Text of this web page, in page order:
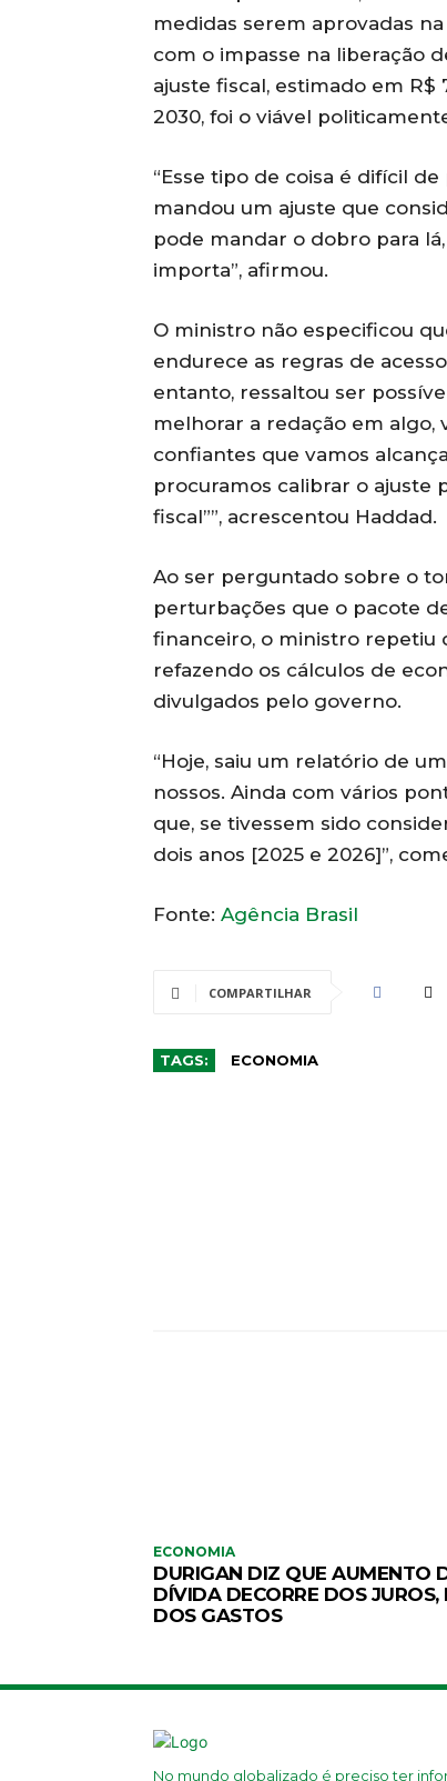
medidas serem aprovadas
com o impasse na liberação
ajuste fiscal, estimado em R$
2030, foi o viável
“Esse tipo de coisa é difícil
mandou um ajuste que
pode mandar o dobro para
importa”, afirmou.
O ministro não especificou
endurece as regras de
entanto, ressaltou ser
melhorar a redação em algo,
confiantes que vamos
procuramos calibrar o ajuste
fiscal””, acrescentou Haddad.
Ao ser perguntado sobre o
perturbações que o pacote
financeiro, o ministro repetiu
refazendo os cálculos de
divulgados pelo governo.
“Hoje, saiu um relatório de
nossos. Ainda com vários
que, se tivessem sido
dois anos [2025 e 2026]”,
Fonte: Agência Brasil
COMPARTILHAR
TAGS: ECONOMIA
ECONOMIA
DURIGAN DIZ QUE AUMENTO
DÍVIDA DECORRE DOS JUROS,
DOS GASTOS
No mundo globalizado é preciso ter